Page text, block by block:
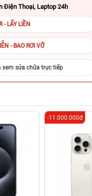
Điện Thoại, Laptop 24h
- LẤY LIỀN
- BAO RƠI VỠ
xem sửa chữa trực tiếp
-11.000.000đ